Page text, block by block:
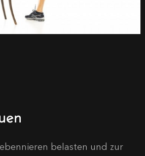
belasten und zur